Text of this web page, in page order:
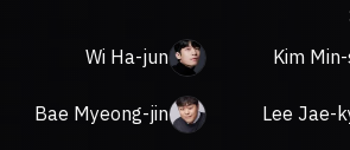
Kim
Wi Ha-jun
Lee Jae-
Bae Myeong-jin